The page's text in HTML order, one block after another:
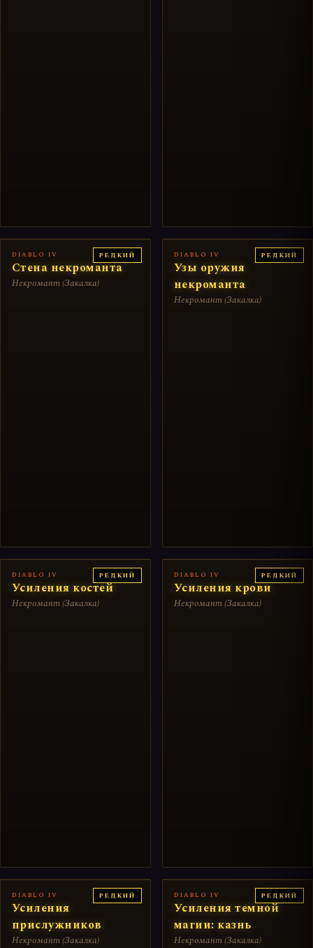
РЕДКИЙ
DIABLO IV
Стена некроманта
Некромант (Закалка)
РЕДКИЙ
DIABLO IV
Узы оружия
некроманта
Некромант (Закалка)
РЕДКИЙ
DIABLO IV
Усиления костей
Некромант (Закалка)
РЕДКИЙ
DIABLO IV
Усиления крови
Некромант (Закалка)
РЕДКИЙ
DIABLO IV
Усиления
прислужников
Некромант (Закалка)
РЕДКИЙ
DIABLO IV
Усиления темной
магии: казнь
Некромант (Закалка)